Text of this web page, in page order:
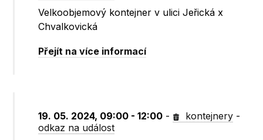
Velkoobjemový kontejner v ulici Jeřická x
Chvalkovická
Přejít na více informací
19. 05. 2024, 09:00 - 12:00 - kontejnery -
odkaz na událost